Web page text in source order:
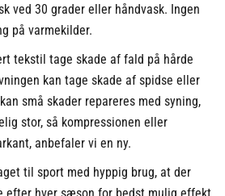
ved 30 grader eller håndvask. Ingen
på varmekilder.
tekstil tage skade af fald på hårde
kan tage skade af spidse eller
små skader repareres med syning,
stor, så kompressionen eller
anbefaler vi en ny.
til sport med hyppig brug, at der